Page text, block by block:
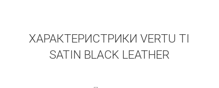
ХАРАКТЕРИСТРИКИ VERTU TI
SATIN BLACK LEATHER